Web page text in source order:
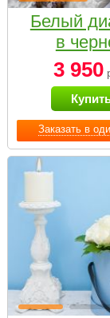
Заказать в
Белый
в
коробке
3 950